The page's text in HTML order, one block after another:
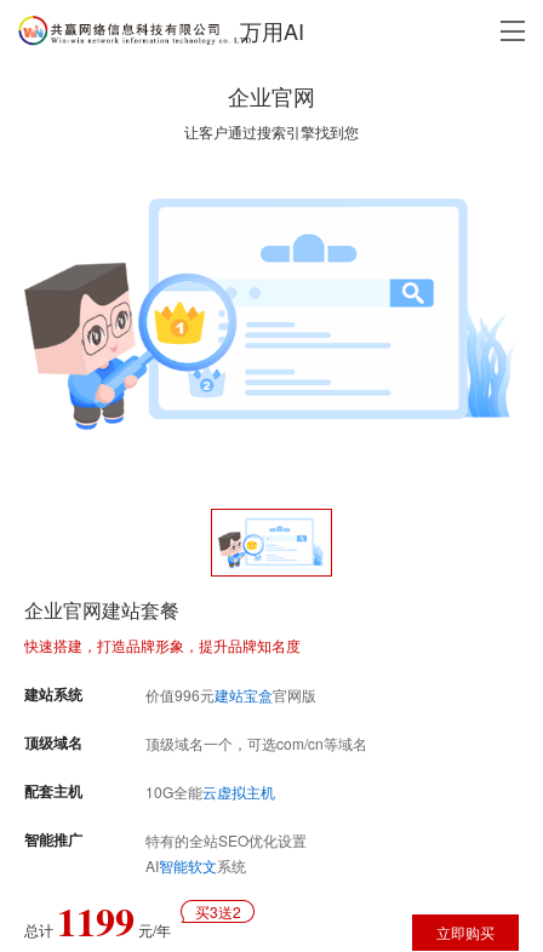
万用AI
企业官网
让客户通过搜索引擎找到您
企业官网建站套餐
快速搭建，打造品牌形象，提升品牌知名度
建站系统 价值996元建站宝盒官网版
顶级域名 顶级域名一个，可选com/cn等域名
配套主机 10G全能云虚拟主机
智能推广
特有的全站SEO优化设置
AI智能软文系统
总计 1199元/年
买3送2
立即购买